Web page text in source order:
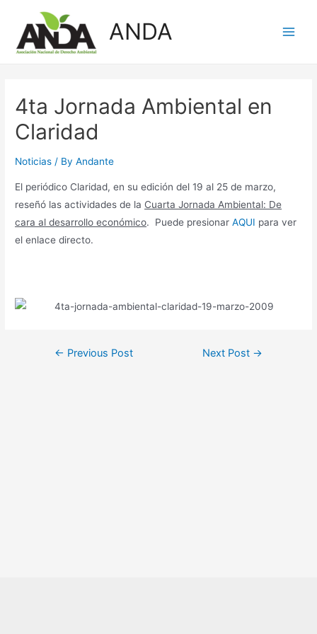
content
ANDA
4ta Jornada Ambiental en
Claridad
Noticias / ByAndante
El periódico Claridad, en su edición del 19 al 25 de marzo,
reseñó las actividades de la Cuarta Jornada Ambiental: De
cara al desarrollo económico. Puede presionarAQUI para ver
el enlace directo.
Post← Previous Post Next Post →